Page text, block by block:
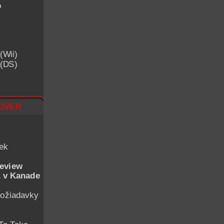
v Kanade